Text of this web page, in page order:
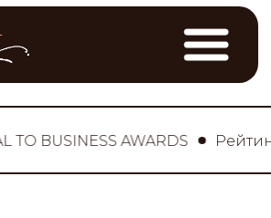
BUSINESS AWARDS Рейтинг